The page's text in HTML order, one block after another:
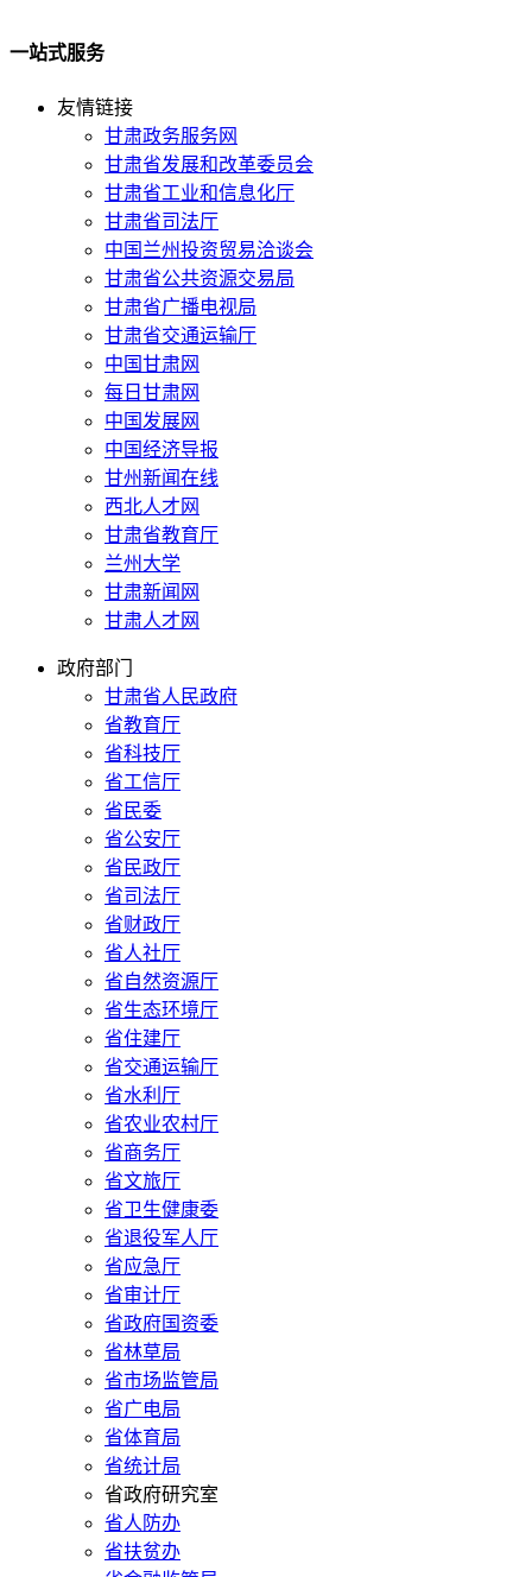
一站式服务
友情链接
甘肃政务服务网
甘肃省发展和改革委员会
甘肃省工业和信息化厅
甘肃省司法厅
中国兰州投资贸易洽谈会
甘肃省公共资源交易局
甘肃省广播电视局
甘肃省交通运输厅
中国甘肃网
每日甘肃网
中国发展网
中国经济导报
甘州新闻在线
西北人才网
甘肃省教育厅
兰州大学
甘肃新闻网
甘肃人才网
政府部门
甘肃省人民政府
省教育厅
省科技厅
省工信厅
省民委
省公安厅
省民政厅
省司法厅
省财政厅
省人社厅
省自然资源厅
省生态环境厅
省住建厅
省交通运输厅
省水利厅
省农业农村厅
省商务厅
省文旅厅
省卫生健康委
省退役军人厅
省应急厅
省审计厅
省政府国资委
省林草局
省市场监管局
省广电局
省体育局
省统计局
省政府研究室
省人防办
省扶贫办